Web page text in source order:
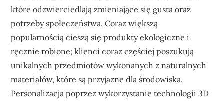
które odzwierciedlają zmieniające się gusta oraz
potrzeby społeczeństwa. Coraz większą
popularnością cieszą się produkty ekologiczne i
ręcznie robione; klienci coraz częściej poszukują
unikalnych przedmiotów wykonanych z naturalnych
materiałów, które są przyjazne dla środowiska.
Personalizacja poprzez wykorzystanie technologii 3D